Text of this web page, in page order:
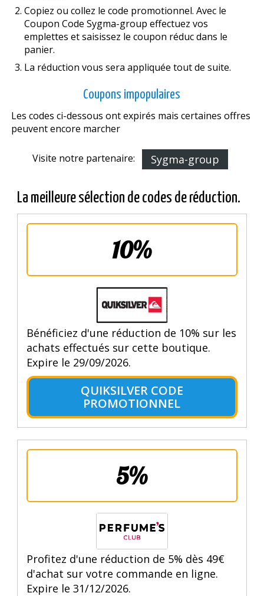
Copiez ou collez le code promotionnel. Avec le
Coupon Code Sygma-group effectuez vos
emplettes et saisissez le coupon réduc dans le
panier.
La réduction vous sera appliquée tout de suite.
Coupons impopulaires
Les codes ci-dessous ont expirés mais certaines offres
peuvent encore marcher
Visite notre partenaire: Sygma-group
La meilleure sélection de codes de réduction.
10%
Bénéficiez d'une réduction de 10% sur les
achats effectués sur cette boutique.
Expire le 29/09/2026.
QUIKSILVER CODE
PROMOTIONNEL
5%
Profitez d'une réduction de 5% dès 49€
d'achat sur votre commande en ligne.
Expire le 31/12/2026.